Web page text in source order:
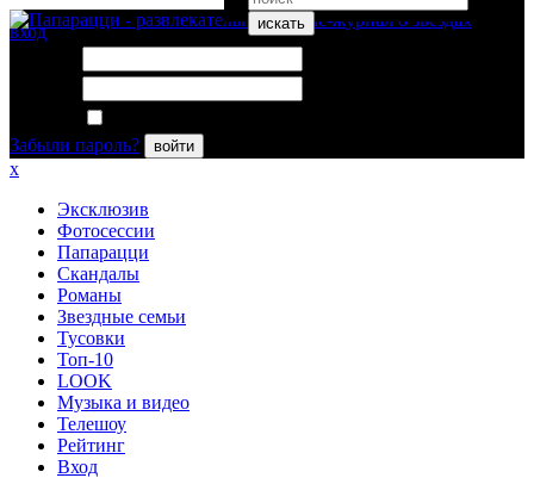
искать
вход
Забыли пароль?
войти
x
Эксклюзив
Фотосессии
Папарацци
Скандалы
Романы
Звездные семьи
Тусовки
Топ-10
LOOK
Музыка и видео
Телешоу
Рейтинг
Вход